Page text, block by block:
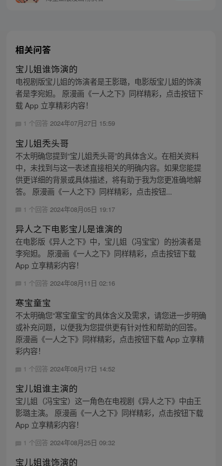
相关问答
宝儿姐谁饰演的
电视剧版宝儿姐的饰演者是王影璐，电影版宝儿姐的饰演
者是李宛妲。 原漫画《一人之下》同样精彩，点击按钮下
载 App 立享精彩内容！
1 个回答 2024年07月27日 15:59
宝儿姐秃头哥
不太明确您提到“宝儿姐秃头哥”的具体含义。在相关资料
中，未找到与这一表述直接相关的明确内容。如果您能提
供更详细的背景或具体描述，将有助于我为您更准确地解
答。 原漫画《一人之下》同样精彩，点击按钮...
1 个回答 2024年08月05日 19:17
异人之下电影宝儿是谁演的
在电影版《异人之下》中，宝儿姐（冯宝宝）的扮演者是
李宛妲。 原漫画《一人之下》同样精彩，点击按钮下载
App 立享精彩内容！
1 个回答 2024年08月11日 02:16
寒宝童宝
不太明确您“寒宝童宝”的具体含义及需求，请您进一步明确
或补充问题，以便我为您提供更有针对性和帮助的回答。
原漫画《一人之下》同样精彩，点击按钮下载 App 立享精
彩内容！
1 个回答 2024年08月17日 14:52
宝儿姐谁主演的
宝儿姐（冯宝宝）这一角色在电视剧《异人之下》中由王
影璐主演。 原漫画《一人之下》同样精彩，点击按钮下载
App 立享精彩内容！
1 个回答 2024年08月25日 09:32
宝儿姐谁饰演的